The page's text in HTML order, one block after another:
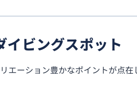
イビングスポット
エーション豊かなポイントが点